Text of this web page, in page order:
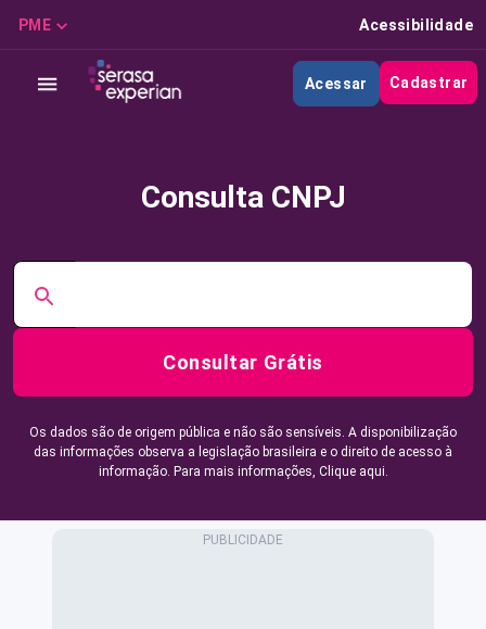
PME Acessibilidade
Acessar Cadastrar
Consulta CNPJ
Consultar Grátis
Os dados são de origem pública e não são sensíveis. A disponibilização
das informações observa a legislação brasileira e o direito de acesso à
informação. Para mais informações, Clique aqui.